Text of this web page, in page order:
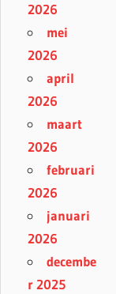
2026
mei
2026
april
2026
maart
2026
februari
2026
januari
2026
decembe
r 2025